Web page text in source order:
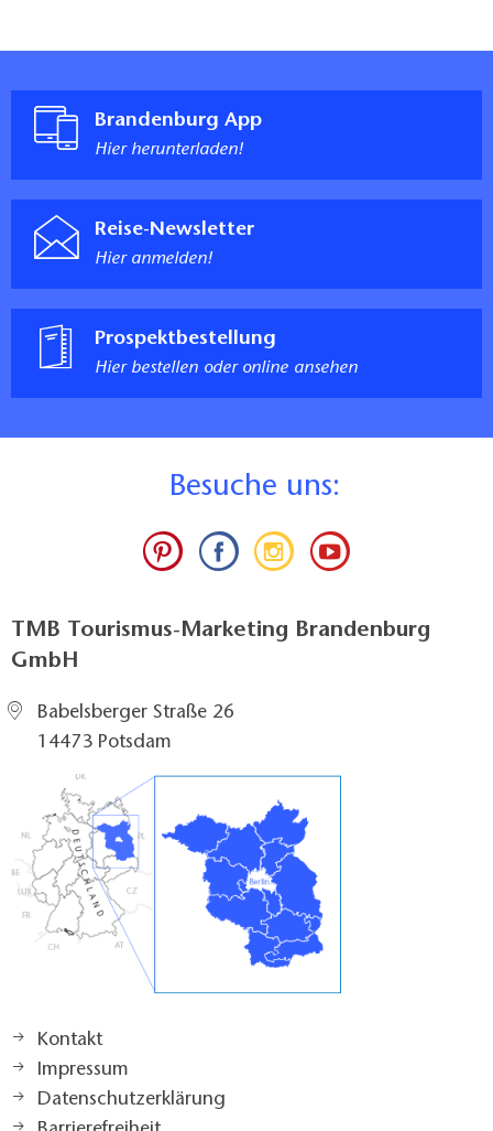
Brandenburg App
Hier herunterladen!
Reise-Newsletter
Hier anmelden!
Prospektbestellung
Hier bestellen oder online ansehen
Besuche uns:
TMB Tourismus-Marketing Brandenburg
GmbH
Babelsberger Straße 26
14473 Potsdam
Kontakt
Impressum
Datenschutzerklärung